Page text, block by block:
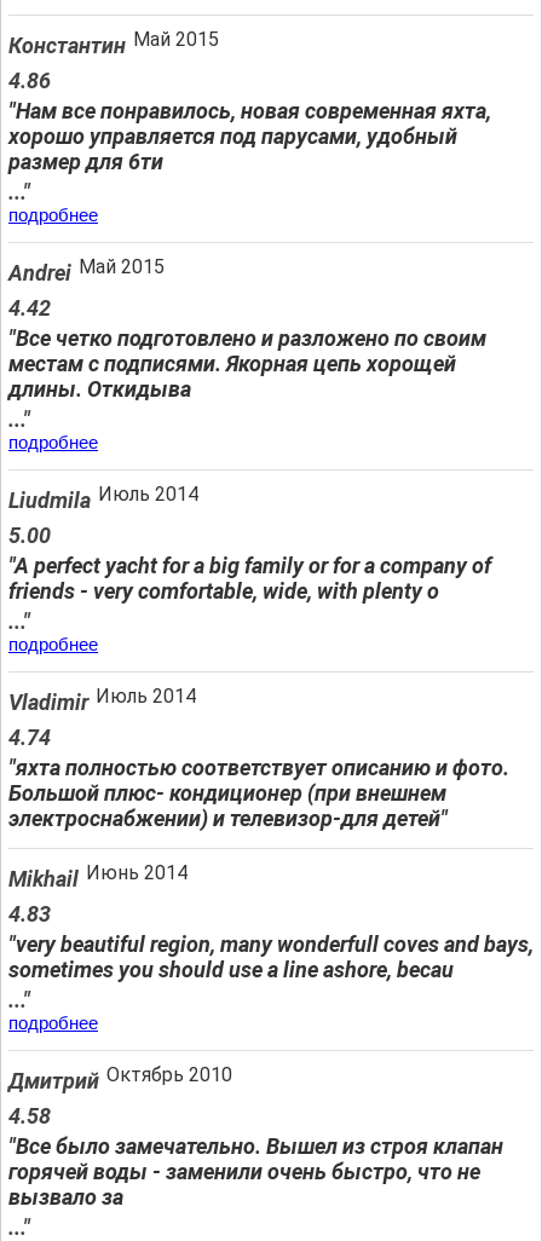
Константин Май 2015
4.86
"Нам все понравилось, новая современная яхта,
хорошо управляется под парусами, удобный
размер для 6ти
..."
подробнее
Andrei Май 2015
4.42
"Все четко подготовлено и разложено по своим
местам с подписями. Якорная цепь хорощей
длины. Откидыва
..."
подробнее
Liudmila Июль 2014
5.00
"A perfect yacht for a big family or for a company of
friends - very comfortable, wide, with plenty o
..."
подробнее
Vladimir Июль 2014
4.74
"яхта полностью соответствует описанию и фото.
Большой плюс- кондиционер (при внешнем
электроснабжении) и телевизор-для детей"
Mikhail Июнь 2014
4.83
"very beautiful region, many wonderfull coves and bays,
sometimes you should use a line ashore, becau
..."
подробнее
Дмитрий Октябрь 2010
4.58
"Все было замечательно. Вышел из строя клапан
горячей воды - заменили очень быстро, что не
вызвало за
..."